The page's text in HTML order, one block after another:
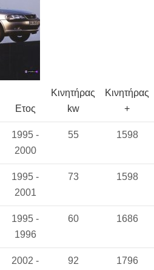
Ετος
Κινητήρας
kw
Κινητήρας
+
1995 -
2000
55 1598
1995 -
2001
73 1598
1995 -
1996
60 1686
2002 -
92 1796